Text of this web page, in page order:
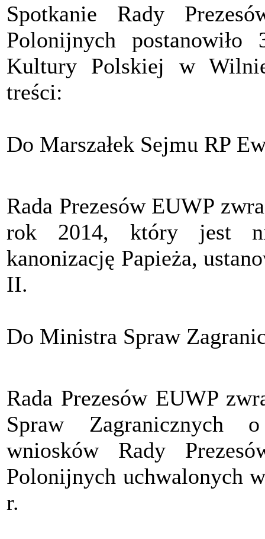
Spotkanie Rady
Polonijnych
Kultury Polskiej w
treści:
Do Marszałek Sejmu RP
Rada Prezesów EUWP
rok 2014, który jest
kanonizację Papieża,
II.
Do Ministra Spraw
Rada Prezesów EUWP
Spraw Zagranicznych
wniosków Rady
Polonijnych uchwalonych
r.